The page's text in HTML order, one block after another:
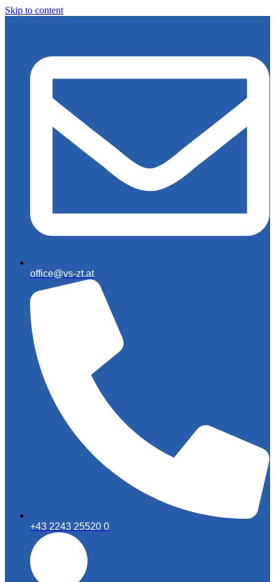
Skip to content
office@vs-zt.at
+43 2243 25520 0